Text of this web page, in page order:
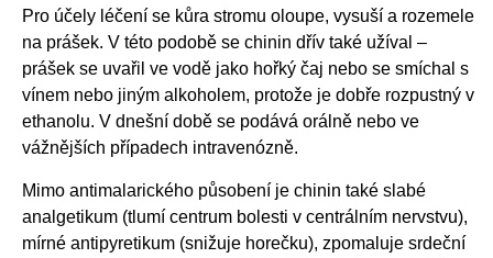
Pro účely léčení se kůra stromu oloupe, vysuší a rozemele
na prášek. V této podobě se chinin dřív také užíval –
prášek se uvařil ve vodě jako hořký čaj nebo se smíchal s
vínem nebo jiným alkoholem, protože je dobře rozpustný v
ethanolu. V dnešní době se podává orálně nebo ve
vážnějších případech intravenózně.
Mimo antimalarického působení je chinin také slabé
analgetikum (tlumí centrum bolesti v centrálním nervstvu),
mírné antipyretikum (snižuje horečku), zpomaluje srdeční